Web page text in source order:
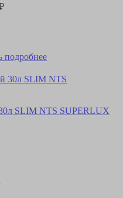
подробнее
SLIM NTS SUPERLUX